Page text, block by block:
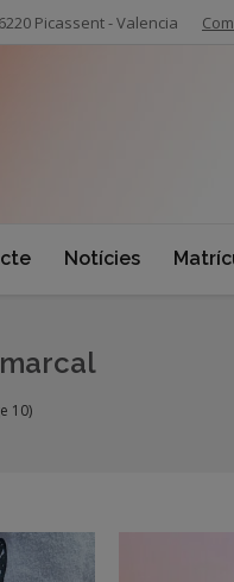
Picassent - Valencia
Notícies
10)